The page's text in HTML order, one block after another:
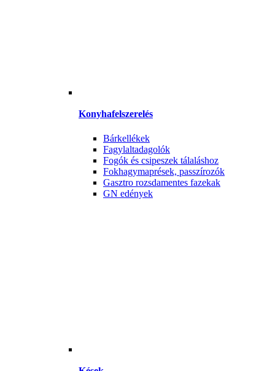
Konyhafelszerelés
Bárkellékek
Fagylaltadagolók
Fogók és csipeszek tálaláshoz
Fokhagymaprések, passzírozók
Gasztro rozsdamentes fazekak
GN edények